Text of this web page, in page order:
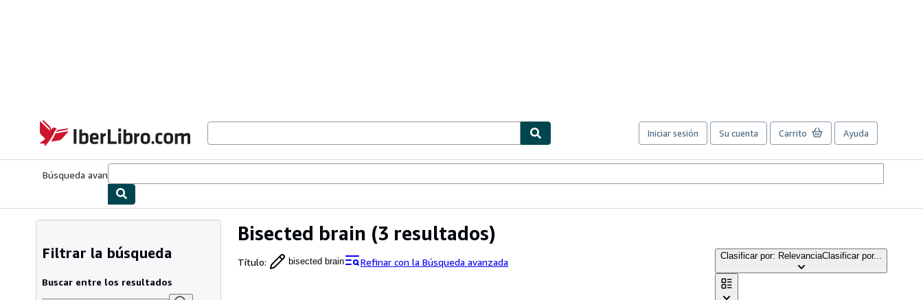
IberLibro.com
Iniciar sesión Su cuenta Carrito Ayuda
Búsqueda avanzada
Bisected brain (3 resultados)
Título: bisected brain Refinar con la Búsqueda avanzada Clasificar por: RelevanciaClasificar por...
Filtrar la búsqueda
Buscar entre los resultados